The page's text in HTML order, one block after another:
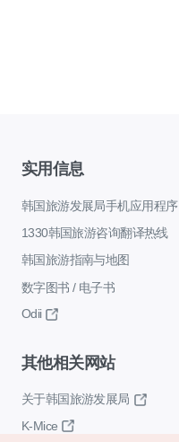
实用信息
韩国旅游发展局手机应用程序
1330韩国旅游咨询翻译热线
韩国旅游指南与地图
数字图书 / 电子书
Odii
其他相关网站
关于韩国旅游发展局
K-Mice